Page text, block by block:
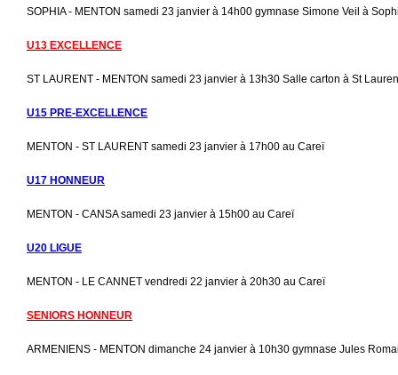
SOPHIA - MENTON samedi 23 janvier à 14h00 gymnase Simone Veil à
U13 EXCELLENCE
ST LAURENT - MENTON samedi 23 janvier à 13h30 Salle carton à St
U15 PRE-EXCELLENCE
MENTON - ST LAURENT samedi 23 janvier à 17h00 au Careï
U17 HONNEUR
MENTON - CANSA samedi 23 janvier à 15h00 au Careï
U20 LIGUE
MENTON - LE CANNET vendredi 22 janvier à 20h30 au Careï
SENIORS HONNEUR
ARMENIENS - MENTON dimanche 24 janvier à 10h30 gymnase Jules